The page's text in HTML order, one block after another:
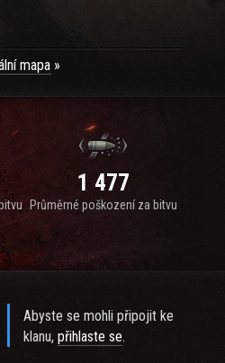
mapa
1 477
Průměrné poškození za bitvu
Abyste se mohli připojit ke
klanu,přihlaste se.